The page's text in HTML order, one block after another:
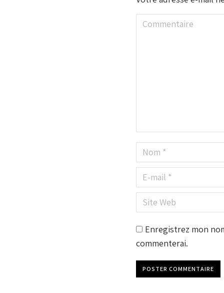
Commentaire
Nom *
E-mail *
Site Web
Enregistrez mon
commenterai.
POSTER COMMENTAIRE